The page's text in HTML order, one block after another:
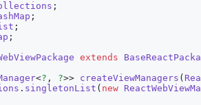
;
;
;
;
extends
<? , ?>> createViewManagers (
. singletonList ( new